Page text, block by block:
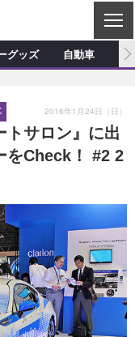
C
L
S
E
ショップ訪問記
デモカー製作記
タマイズ新製品情報
グッズ新製品情報
グッズ 自動車
トサロン』に出
をCheck！ #2 2
2016年1月24日（日）